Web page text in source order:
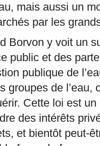
mais aussi un
par les
Borvon y voit un
public et des
publique de
groupes de
Cette loi est
des intérêts
et bientôt peut-